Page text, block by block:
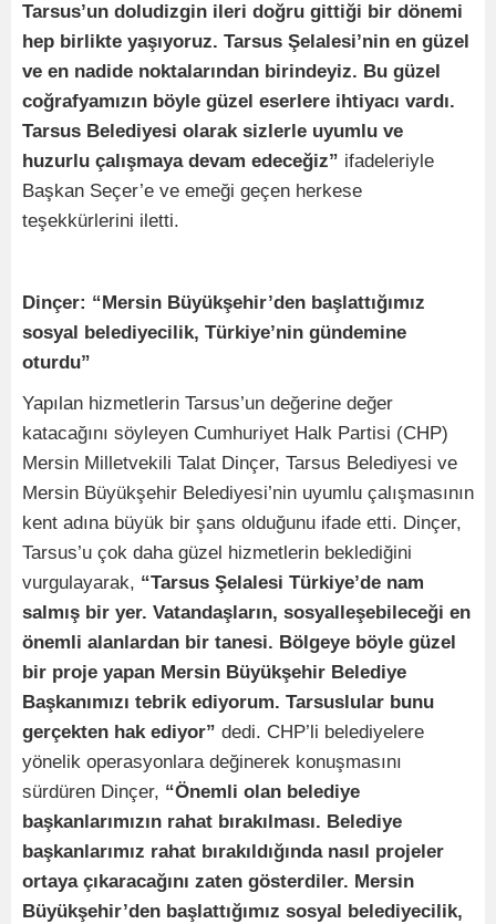
Tarsus’un doludizgin ileri doğru gittiği bir dönemi
hep birlikte yaşıyoruz. Tarsus Şelalesi’nin en güzel
ve en nadide noktalarından birindeyiz. Bu güzel
coğrafyamızın böyle güzel eserlere ihtiyacı vardı.
Tarsus Belediyesi olarak sizlerle uyumlu ve
huzurlu çalışmaya devam edeceğiz” ifadeleriyle
Başkan Seçer’e ve emeği geçen herkese
teşekkürlerini iletti.
Dinçer: “Mersin Büyükşehir’den başlattığımız
sosyal belediyecilik, Türkiye’nin gündemine
oturdu”
Yapılan hizmetlerin Tarsus’un değerine değer
katacağını söyleyen Cumhuriyet Halk Partisi (CHP)
Mersin Milletvekili Talat Dinçer, Tarsus Belediyesi ve
Mersin Büyükşehir Belediyesi’nin uyumlu çalışmasının
kent adına büyük bir şans olduğunu ifade etti. Dinçer,
Tarsus’u çok daha güzel hizmetlerin beklediğini
vurgulayarak, “Tarsus Şelalesi Türkiye’de nam
salmış bir yer. Vatandaşların, sosyalleşebileceği en
önemli alanlardan bir tanesi. Bölgeye böyle güzel
bir proje yapan Mersin Büyükşehir Belediye
Başkanımızı tebrik ediyorum. Tarsuslular bunu
gerçekten hak ediyor” dedi. CHP’li belediyelere
yönelik operasyonlara değinerek konuşmasını
sürdüren Dinçer, “Önemli olan belediye
başkanlarımızın rahat bırakılması. Belediye
başkanlarımız rahat bırakıldığında nasıl projeler
ortaya çıkaracağını zaten gösterdiler. Mersin
Büyükşehir’den başlattığımız sosyal belediyecilik,